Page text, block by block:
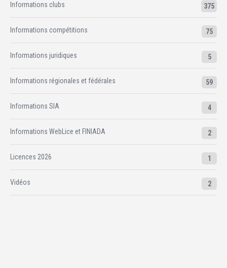
Informations clubs 375
Informations compétitions 75
Informations juridiques 5
Informations régionales et fédérales 59
Informations SIA 4
Informations WebLice et FINIADA 2
Licences 2026 1
Vidéos 2